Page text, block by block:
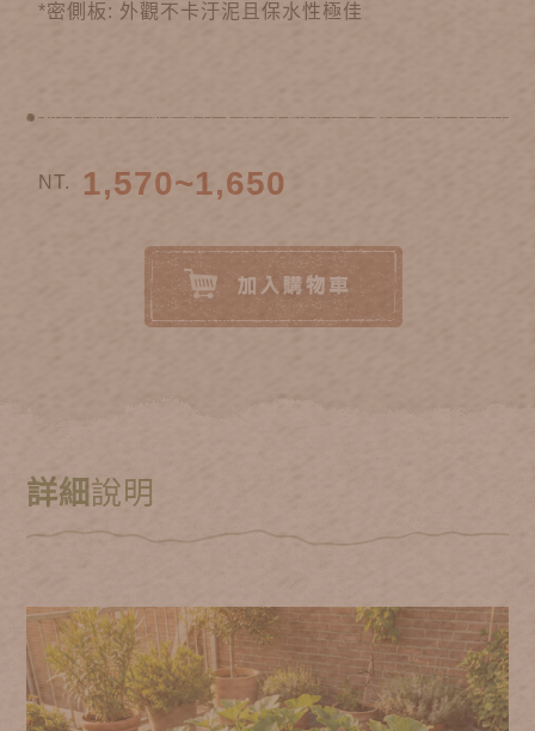
*密側板: 外觀不卡汙泥且保水性極佳
NT. 1,570~1,650
詳細說明